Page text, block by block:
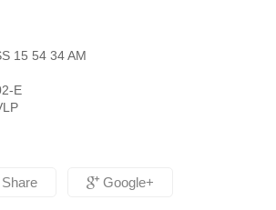
15 54 34 AM
E
Share Google+